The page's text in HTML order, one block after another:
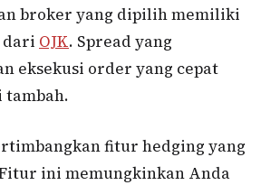
broker yang dipilih memiliki
dari OJK. Spread yang
eksekusi order yang cepat
fitur hedging yang
ini memungkinkan Anda